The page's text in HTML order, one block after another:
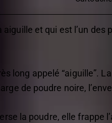
et qui est l’un
long appelé “aiguille”.
de poudre noire,
la poudre, elle frappe